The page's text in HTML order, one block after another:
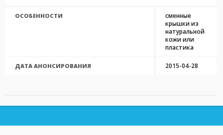
ОСОБЕННОСТИ
сменные
крышки из
натуральной
кожи или
пластика
ДАТА АНОНСИРОВАНИЯ 2015-04-28